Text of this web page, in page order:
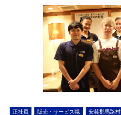
正社員 販売・サービス職 安芸郡馬路村